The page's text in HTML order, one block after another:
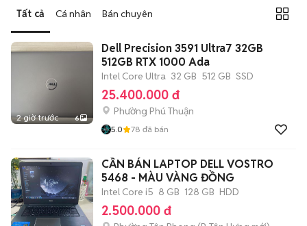
Tất cả Cá nhân Bán chuyên
2 giờ trước 6
Dell Precision 3591 Ultra7 32GB
512GB RTX 1000 Ada
Intel Core Ultra 32 GB 512 GB SSD
25.400.000 đ
Phường Phú Thuận
5.0 78 đã bán
CẦN BÁN LAPTOP DELL VOSTRO
5468 - MÀU VÀNG ĐỒNG
Intel Core i5 8 GB 128 GB HDD
2.500.000 đ